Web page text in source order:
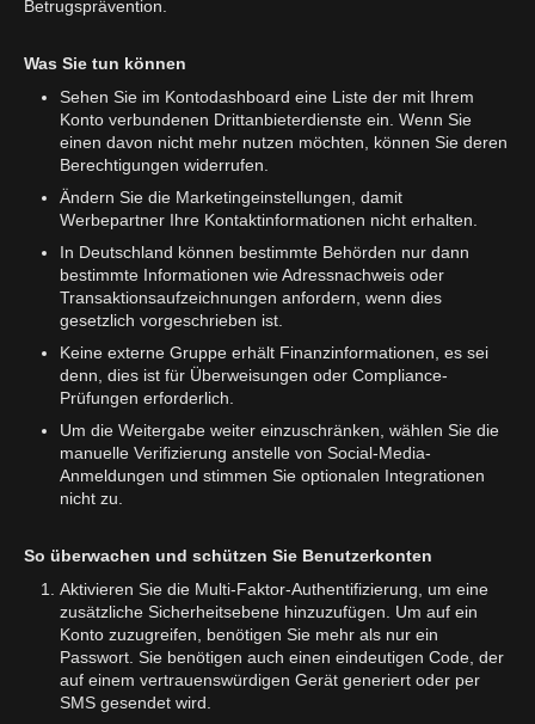
Betrugsprävention.
Was Sie tun können
Sehen Sie im Kontodashboard eine Liste der mit Ihrem
Konto verbundenen Drittanbieterdienste ein. Wenn Sie
einen davon nicht mehr nutzen möchten, können Sie deren
Berechtigungen widerrufen.
Ändern Sie die Marketingeinstellungen, damit
Werbepartner Ihre Kontaktinformationen nicht erhalten.
In Deutschland können bestimmte Behörden nur dann
bestimmte Informationen wie Adressnachweis oder
Transaktionsaufzeichnungen anfordern, wenn dies
gesetzlich vorgeschrieben ist.
Keine externe Gruppe erhält Finanzinformationen, es sei
denn, dies ist für Überweisungen oder Compliance-
Prüfungen erforderlich.
Um die Weitergabe weiter einzuschränken, wählen Sie die
manuelle Verifizierung anstelle von Social-Media-
Anmeldungen und stimmen Sie optionalen Integrationen
nicht zu.
So überwachen und schützen Sie Benutzerkonten
Aktivieren Sie die Multi-Faktor-Authentifizierung, um eine
zusätzliche Sicherheitsebene hinzuzufügen. Um auf ein
Konto zuzugreifen, benötigen Sie mehr als nur ein
Passwort. Sie benötigen auch einen eindeutigen Code, der
auf einem vertrauenswürdigen Gerät generiert oder per
SMS gesendet wird.